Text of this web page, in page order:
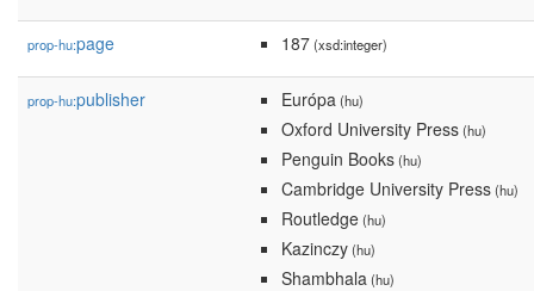
prop-hu:page 187(xsd:integer)
prop-hu:publisher Európa(hu)
Oxford University Press(hu)
Penguin Books(hu)
Cambridge University Press(hu)
Routledge(hu)
Kazinczy(hu)
Shambhala(hu)